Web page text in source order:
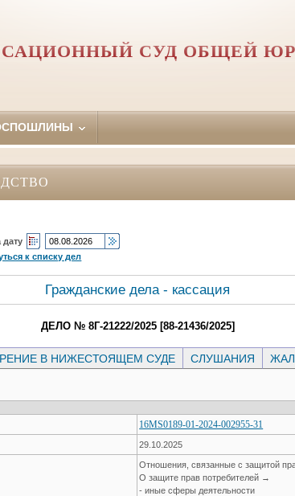
СУД ОБЩЕЙ
к списку дел
Гражданские дела - кассация
ДЕЛО № 8Г-21222/2025 [88-21436/2025]
В НИЖЕСТОЯЩЕМ СУДЕ СЛУШАНИЯ
16MS0189-01-2024-002955-31
29.10.2025
Отношения, связанные с защитой
О защите прав потребителей →
- иные сферы деятельности